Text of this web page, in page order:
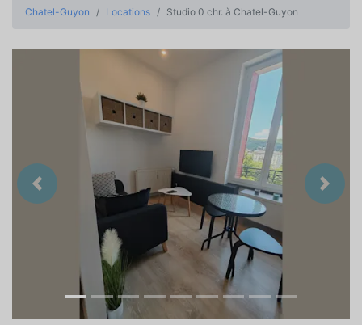
Chatel-Guyon Locations Studio 0 chr. à Chatel-Guyon
Précedent